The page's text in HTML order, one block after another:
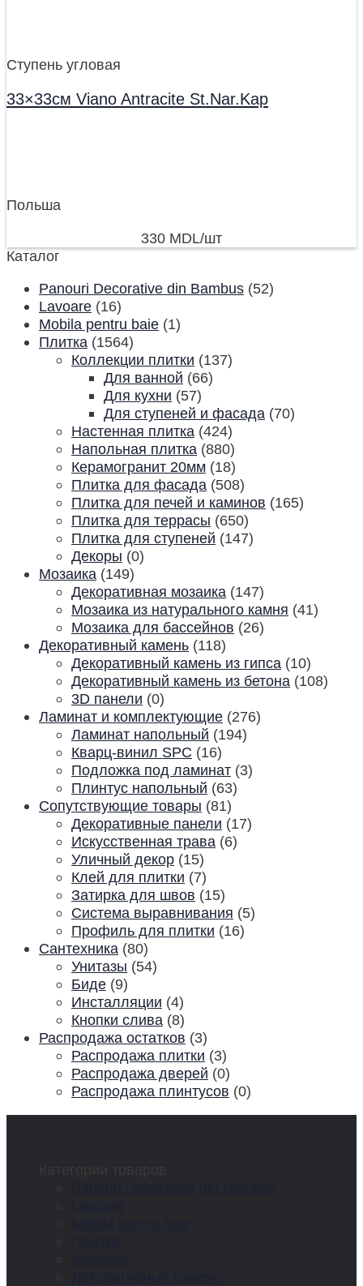
Ступень угловая
33×33см Viano Antracite St.Nar.Kap
Польша
330 MDL/шт
Каталог
Panouri Decorative din Bambus (52)
Lavoare (16)
Mobila pentru baie (1)
Плитка (1564)
Коллекции плитки (137)
Для ванной (66)
Для кухни (57)
Для ступеней и фасада (70)
Настенная плитка (424)
Напольная плитка (880)
Керамогранит 20мм (18)
Плитка для фасада (508)
Плитка для печей и каминов (165)
Плитка для террасы (650)
Плитка для ступеней (147)
Декоры (0)
Мозаика (149)
Декоративная мозаика (147)
Мозаика из натурального камня (41)
Мозаика для бассейнов (26)
Декоративный камень (118)
Декоративный камень из гипса (10)
Декоративный камень из бетона (108)
3D панели (0)
Ламинат и комплектующие (276)
Ламинат напольный (194)
Кварц-винил SPC (16)
Подложка под ламинат (3)
Плинтус напольный (63)
Сопутствующие товары (81)
Декоративные панели (17)
Искусственная трава (6)
Уличный декор (15)
Клей для плитки (7)
Затирка для швов (15)
Система выравнивания (5)
Профиль для плитки (16)
Сантехника (80)
Унитазы (54)
Биде (9)
Инсталляции (4)
Кнопки слива (8)
Распродажа остатков (3)
Распродажа плитки (3)
Распродажа дверей (0)
Распродажа плинтусов (0)